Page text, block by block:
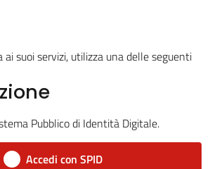
ai suoi servizi, utilizza una delle seguenti
Pubblico di Identità Digitale.
Accedi con SPID